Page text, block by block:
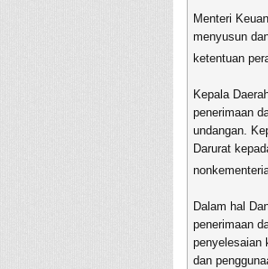
Menteri
menyusun
ketentuan
Kepala
penerimaan
undangan.
Darurat
Dalam hal
penerimaan
penyelesaian
dan